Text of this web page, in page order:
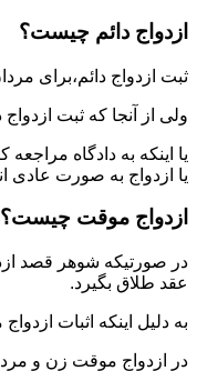
ازدواج دائم چیست؟
ثبت ازدواج دائم،برای
ولی از آنجا که ثبت
یا اینکه به دادگاه
یا ازدواج به صورت عادی
ازدواج موقت چیست؟
در صورتیکه شوهر قصد
عقد طلاق بگیرد.
به دلیل اینکه اثبات
در ازدواج موقت زن و مرد